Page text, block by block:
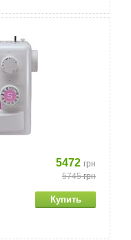
5472 грн
5745грн